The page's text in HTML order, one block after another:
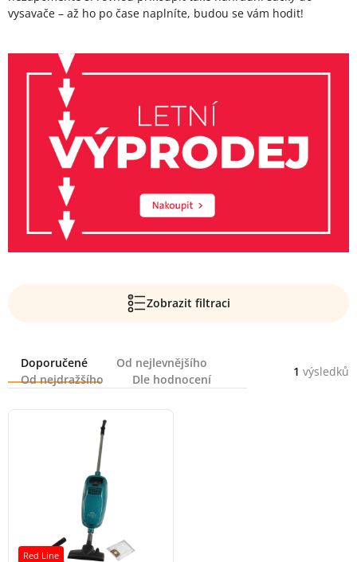
vysavače – až ho po čase naplníte, budou se vám hodit!
Zobrazit filtraci
Řazení
Doporučené
Od nejlevnějšího
Od nejdražšího
Dle hodnocení
1 výsledků
Red Line